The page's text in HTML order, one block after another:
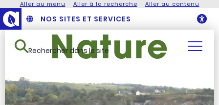
Aller au menu Aller à la recherche Aller au contenu
NOS SITES ET SERVICES
Rechercher dans le site